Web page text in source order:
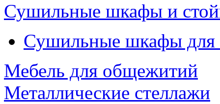
Сушильные шкафы и
Сушильные шкафы
Мебель для общежитий
Металлические стеллажи